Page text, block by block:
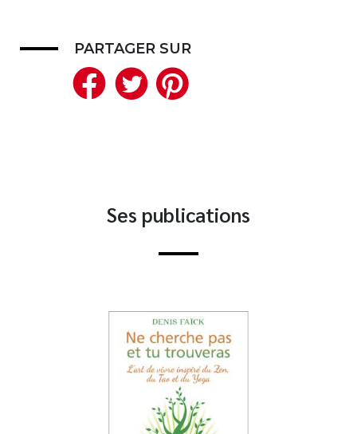
PARTAGER SUR
Facebook
Twitter
Ses publications